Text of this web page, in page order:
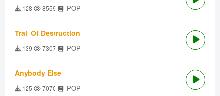
128 8559 POP
Trail Of Destruction
139 7307 POP
Anybody Else
125 7070 POP